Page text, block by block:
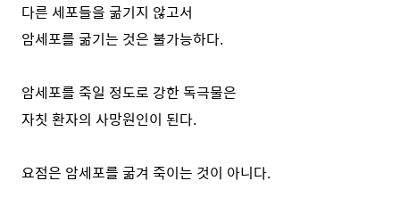
다른 세포들을 굶기지 않고서
암세포를 굶기는 것은 불가능하다.
암세포를 죽일 정도로 강한 독극물은
자칫 환자의 사망원인이 된다.
요점은 암세포를 굶겨 죽이는 것이 아니다.